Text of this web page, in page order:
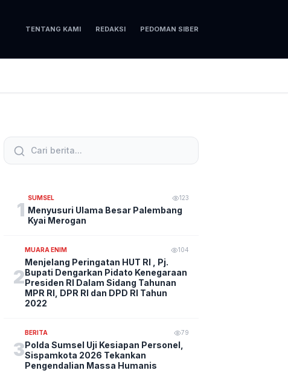
TENTANG KAMI REDAKSI PEDOMAN SIBER
1
SUMSEL 123
Menyusuri Ulama Besar Palembang
Kyai Merogan
2
MUARA ENIM 104
Menjelang Peringatan HUT RI , Pj.
Bupati Dengarkan Pidato Kenegaraan
Presiden RI Dalam Sidang Tahunan
MPR RI, DPR RI dan DPD RI Tahun
2022
3
BERITA 79
Polda Sumsel Uji Kesiapan Personel,
Sispamkota 2026 Tekankan
Pengendalian Massa Humanis